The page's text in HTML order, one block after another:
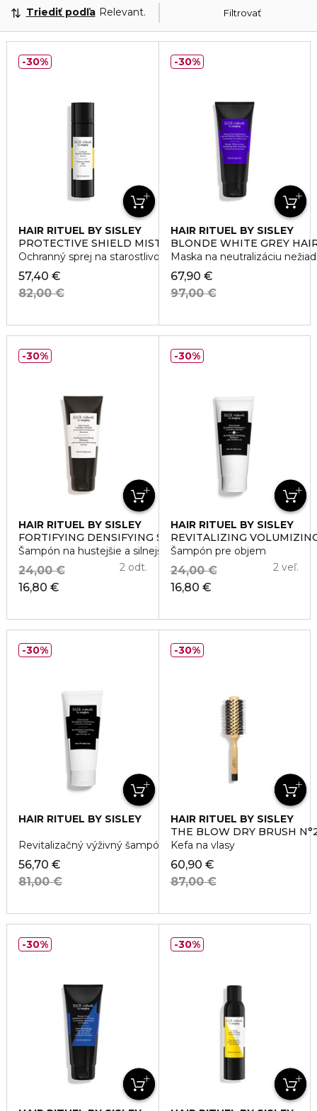
Filtrovať
Triediť podľa Relevantnosť
HAIR RITUEL BY SISLEY
PROTECTIVE SHIELD MIST
Ochranný sprej na starostlivosť o vlasy
57,40 €
82,00 €
30%
HAIR RITUEL BY SISLEY
BLONDE WHITE GREY
Maska na neutralizáciu
67,90 €
97,00 €
30%
HAIR RITUEL BY SISLEY
FORTIFYING DENSIFYING SHAMPOO
Šampón na hustejšie a silnejšie vlasy
16,80 €
24,00 € 2 odt.
30%
HAIR RITUEL BY SISLEY
REVITALIZING
Šampón pre objem
16,80 €
24,00 € 2 veľ.
30%
HAIR RITUEL BY SISLEY
Revitalizačný výživný šampón bez sulfátov
56,70 €
81,00 €
30%
HAIR RITUEL BY SISLEY
THE BLOW DRY BRUSH
Kefa na vlasy
60,90 €
87,00 €
30%
30% 30%